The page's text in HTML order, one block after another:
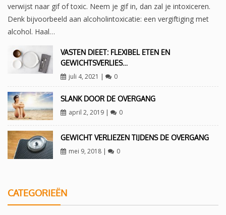
verwijst naar gif of toxic. Neem je gif in, dan zal je intoxiceren.
Denk bijvoorbeeld aan alcoholintoxicatie: een vergiftiging met
alcohol. Haal…
VASTEN DIEET: FLEXIBEL ETEN EN
GEWICHTSVERLIES…
juli 4, 2021 | 0
SLANK DOOR DE OVERGANG
april 2, 2019| 0
GEWICHT VERLIEZEN TIJDENS DE OVERGANG
mei 9, 2018| 0
CATEGORIEËN